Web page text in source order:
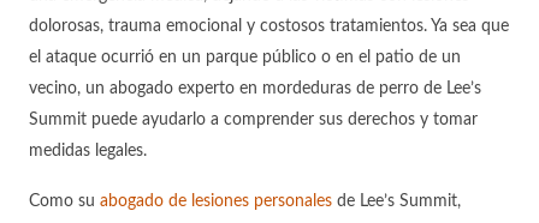
dolorosas, trauma emocional y costosos tratamientos. Ya sea que
el ataque ocurrió en un parque público o en el patio de un
vecino, un abogado experto en mordeduras de perro de Lee’s
Summit puede ayudarlo a comprender sus derechos y tomar
medidas legales.
Como su abogado de lesiones personales de Lee’s Summit,